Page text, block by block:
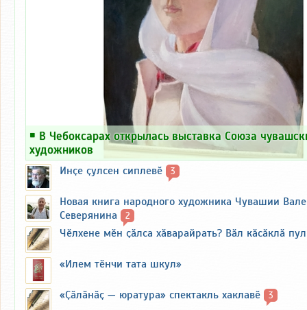
￭ В Чебоксарах открылась выставка Союза
художников
Инҫе ҫулсен сиплевӗ 3
Новая книга народного художника Чувашии
Северянина
2
Чӗлхене мӗн ҫӑлса хӑварайрать? Вӑл кӑсӑклӑ
«Илем тӗнчи тата шкул»
«Ҫӑлӑнӑҫ — юратура» спектакль хаклавӗ 3